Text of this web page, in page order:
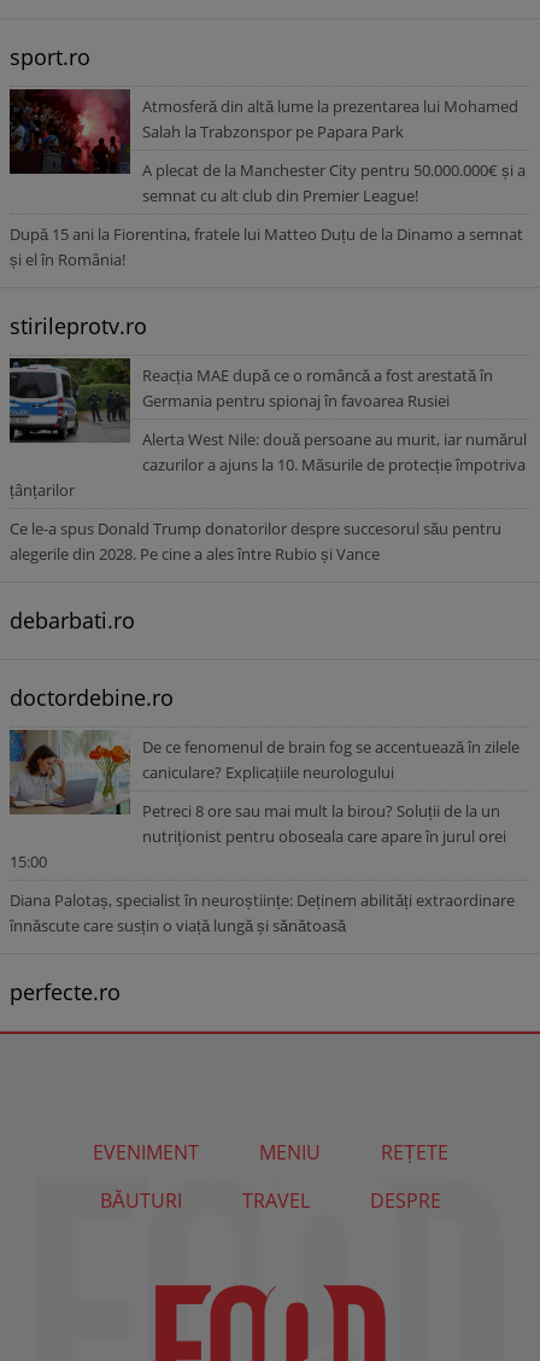
sport.ro
Atmosferă din altă lume la prezentarea lui Mohamed
Salah la Trabzonspor pe Papara Park
A plecat de la Manchester City pentru 50.000.000€ și a
semnat cu alt club din Premier League!
După 15 ani la Fiorentina, fratele lui Matteo Duțu de la Dinamo a semnat
și el în România!
stirileprotv.ro
Reacția MAE după ce o româncă a fost arestată în
Germania pentru spionaj în favoarea Rusiei
Alerta West Nile: două persoane au murit, iar numărul
cazurilor a ajuns la 10. Măsurile de protecție împotriva
țânțarilor
Ce le-a spus Donald Trump donatorilor despre succesorul său pentru
alegerile din 2028. Pe cine a ales între Rubio și Vance
debarbati.ro
doctordebine.ro
De ce fenomenul de brain fog se accentuează în zilele
caniculare? Explicațiile neurologului
Petreci 8 ore sau mai mult la birou? Soluții de la un
nutriționist pentru oboseala care apare în jurul orei
15:00
Diana Palotaș, specialist în neuroștiințe: Deținem abilități extraordinare
înnăscute care susțin o viață lungă și sănătoasă
perfecte.ro
EVENIMENT MENIU
REȚETE
BĂUTURI
TRAVEL DESPRE